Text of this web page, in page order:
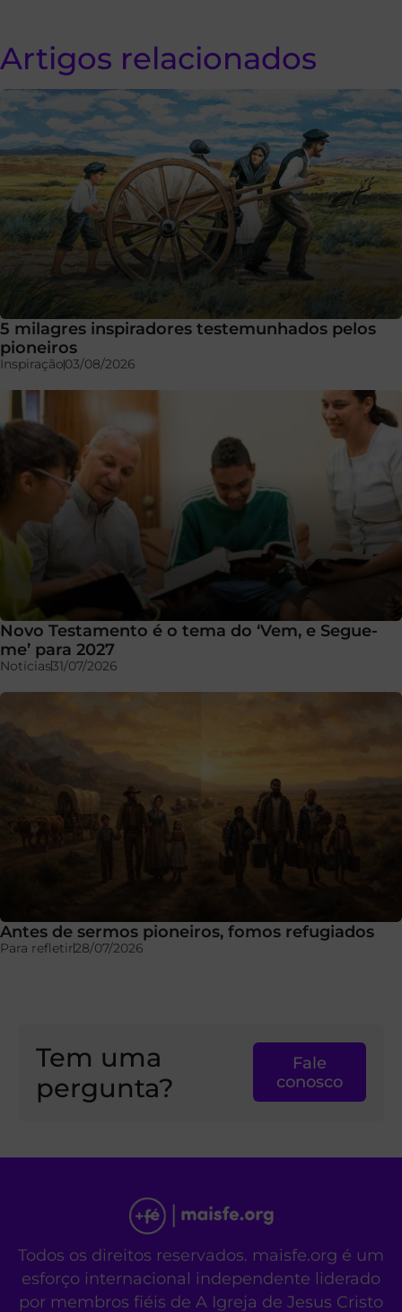
Artigos relacionados
5 milagres inspiradores testemunhados pelos
pioneiros
Inspiração03/08/2026
Novo Testamento é o tema do ‘Vem, e Segue-
me’ para 2027
Notícias31/07/2026
Antes de sermos pioneiros, fomos refugiados
Para refletir28/07/2026
Tem uma
pergunta?
Fale
conosco
Todos os direitos reservados. maisfe.org é um
esforço internacional independente liderado
por membros fiéis de A Igreja de Jesus Cristo